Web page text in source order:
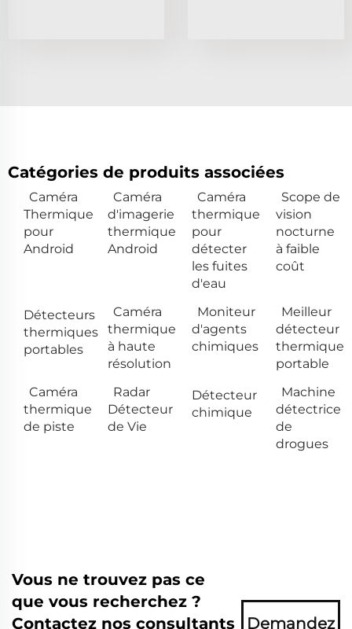
Catégories de produits associées
Caméra
Thermique
pour
Android
Caméra
d'imagerie
thermique
Android
Caméra
thermique
pour
détecter
les fuites
d'eau
Scope de
vision
nocturne
à faible
coût
Détecteurs
thermiques
portables
Caméra
thermique
à haute
résolution
Moniteur
d'agents
chimiques
Meilleur
détecteur
thermique
portable
Caméra
thermique
de piste
Radar
Détecteur
de Vie
Détecteur
chimique
Machine
détectrice
de
drogues
Vous ne trouvez pas ce
que vous recherchez ?
Contactez nos consultants
Demandez